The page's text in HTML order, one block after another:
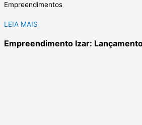
Empreendimentos
LEIA MAIS
Empreendimento Izar: